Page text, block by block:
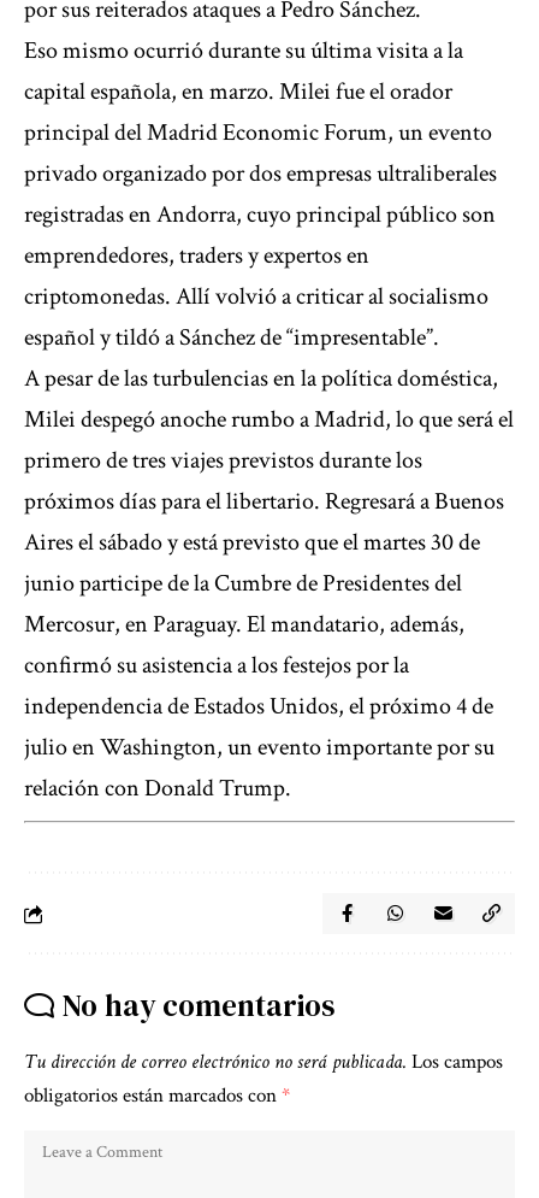
por sus reiterados ataques a Pedro Sánchez.
Eso mismo ocurrió durante su última visita a la
capital española, en marzo. Milei fue el orador
principal del Madrid Economic Forum, un evento
privado organizado por dos empresas ultraliberales
registradas en Andorra, cuyo principal público son
emprendedores, traders y expertos en
criptomonedas. Allí volvió a criticar al socialismo
español y tildó a Sánchez de “impresentable”.
A pesar de las turbulencias en la política doméstica,
Milei despegó anoche rumbo a Madrid, lo que será el
primero de tres viajes previstos durante los
próximos días para el libertario. Regresará a Buenos
Aires el sábado y está previsto que el martes 30 de
junio participe de la Cumbre de Presidentes del
Mercosur, en Paraguay. El mandatario, además,
confirmó su asistencia a los festejos por la
independencia de Estados Unidos, el próximo 4 de
julio en Washington, un evento importante por su
relación con Donald Trump.
No hay comentarios
Tu dirección de correo electrónico no será publicada. Los campos
obligatorios están marcados con*